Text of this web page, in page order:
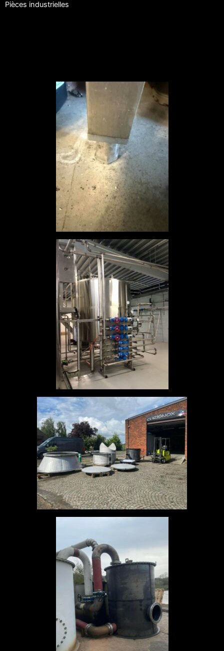
Pièces industrielles